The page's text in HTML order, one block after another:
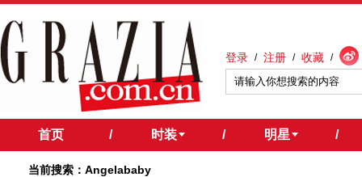
登录 / 注册 / 收藏 /
首页 / 时装 / 明星 /
当前搜索：Angelababy